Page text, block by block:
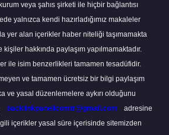
veya şahıs şirketi ile hiçbir bağlantısı
yalnızca kendi hazırladığımız makaleler
yer alan içerikler haber niteliği taşımamakta
hakkında paylaşım yapılmamaktadır.
ile isim benzerlikleri tamamen tesadüfidir.
ve tamamen ücretsiz bir bilgi paylaşım
ve yasal düzenlemelere aykırı olduğunu
backlinkpanelicomtr@gmail.com
adresine
içerikler yasal süre içerisinde sitemizden